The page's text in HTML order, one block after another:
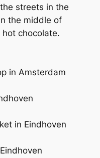
streets in the
the middle of
chocolate.
in Amsterdam
in Eindhoven